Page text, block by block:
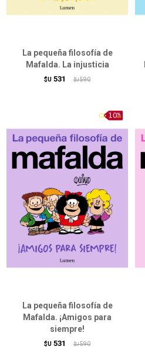
La pequeña filosofía de
Mafalda. La injusticia
$U 531 $U 590
La pequeña filosofía de
Mafalda. ¡Amigos para
siempre!
$U 531 $U 590